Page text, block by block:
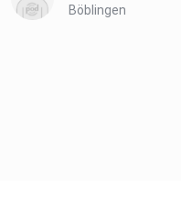
Böblingen